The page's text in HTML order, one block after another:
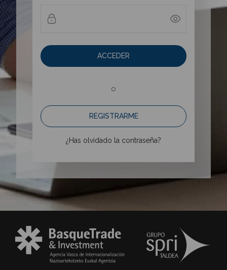
ACCEDER
o
REGISTRARME
¿Has olvidado la contraseña?